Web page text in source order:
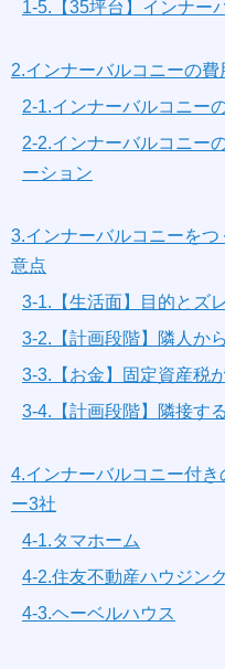
1-5.【35坪台】インナー
2.インナーバルコニーの
2-1.インナーバルコニー
2-2.インナーバルコニー
ーション
3.インナーバルコニーを
意点
3-1.【生活面】目的とズ
3-2.【計画段階】隣人か
3-3.【お金】固定資産税
3-4.【計画段階】隣接す
4.インナーバルコニー付
ー3社
4-1.タマホーム
4-2.住友不動産ハウジン
4-3.ヘーベルハウス